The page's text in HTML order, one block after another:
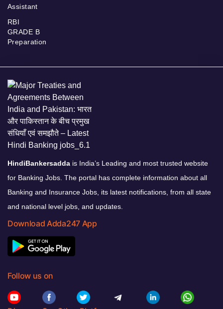
Assistant
RBI
GRADE B
Preparation
HindiBankersadda is India’s Leading and most trusted website
for Banking Jobs. The portal has complete information about all
Banking and Insurance Jobs, its latest notifications, from all state
and national level jobs, and updates.
Download Adda247 App
Follow us on